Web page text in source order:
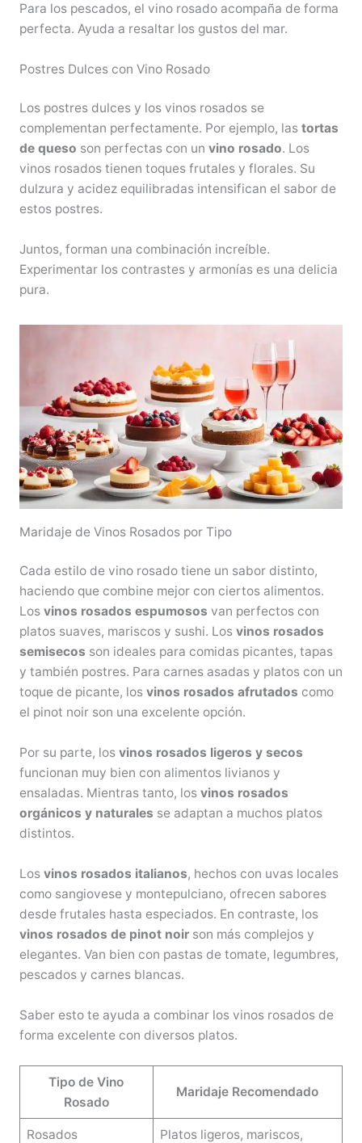
Para los pescados, el vino rosado acompaña de forma
perfecta. Ayuda a resaltar los gustos del mar.
Postres Dulces con Vino Rosado
Los postres dulces y los vinos rosados se
complementan perfectamente. Por ejemplo, las tortas
de queso son perfectas con un vino rosado. Los
vinos rosados tienen toques frutales y florales. Su
dulzura y acidez equilibradas intensifican el sabor de
estos postres.
Juntos, forman una combinación increíble.
Experimentar los contrastes y armonías es una delicia
pura.
Maridaje de Vinos Rosados por Tipo
Cada estilo de vino rosado tiene un sabor distinto,
haciendo que combine mejor con ciertos alimentos.
Los vinos rosados espumosos van perfectos con
platos suaves, mariscos y sushi. Los vinos rosados
semisecos son ideales para comidas picantes, tapas
y también postres. Para carnes asadas y platos con un
toque de picante, los vinos rosados afrutados como
el pinot noir son una excelente opción.
Por su parte, los vinos rosados ligeros y secos
funcionan muy bien con alimentos livianos y
ensaladas. Mientras tanto, los vinos rosados
orgánicos y naturales se adaptan a muchos platos
distintos.
Los vinos rosados italianos, hechos con uvas locales
como sangiovese y montepulciano, ofrecen sabores
desde frutales hasta especiados. En contraste, los
vinos rosados de pinot noirson más complejos y
elegantes. Van bien con pastas de tomate, legumbres,
pescados y carnes blancas.
Saber esto te ayuda a combinar los vinos rosados de
forma excelente con diversos platos.
Tipo de Vino
Rosado
Maridaje Recomendado
Rosados
Platos ligeros, mariscos,